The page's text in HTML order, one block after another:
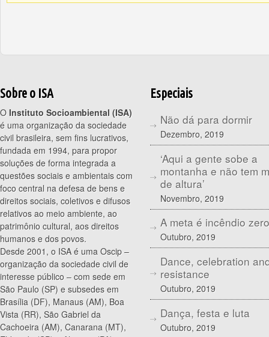
Sobre o ISA
O Instituto Socioambiental (ISA)
é uma organização da sociedade
civil brasileira, sem fins lucrativos,
fundada em 1994, para propor
soluções de forma integrada a
questões sociais e ambientais com
foco central na defesa de bens e
direitos sociais, coletivos e difusos
relativos ao meio ambiente, ao
patrimônio cultural, aos direitos
humanos e dos povos.
Desde 2001, o ISA é uma Oscip –
organização da sociedade civil de
interesse público – com sede em
São Paulo (SP) e subsedes em
Brasília (DF), Manaus (AM), Boa
Vista (RR), São Gabriel da
Cachoeira (AM), Canarana (MT),
Especiais
Não dá para dormir
Dezembro, 2019
‘Aqui a gente sobe a
montanha e não tem
de altura’
Novembro, 2019
A meta é incêndio zero
Outubro, 2019
Dance, celebration
resistance
Outubro, 2019
Dança, festa e luta
Outubro, 2019